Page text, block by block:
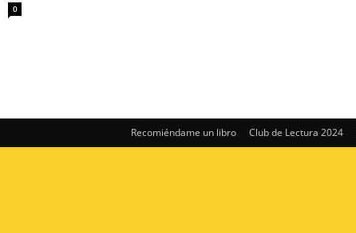
0
Recomiéndame un libro Club de Lectura 2024